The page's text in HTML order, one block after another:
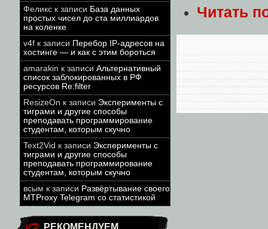
Феликс к записи База данных
простых чисел до ста миллиардов
на коленке
v4f к записи Перебор IP-адресов на
хостинге — и как с этим бороться
amarakin к записи Альтернативный
список заблокированных в РФ
ресурсов Re:filter
ResizeOn к записи Эксперименты с
тиграми и другие способы
преподавать программирование
студентам, которым скучно
Text2Vid к записи Эксперименты с
тиграми и другие способы
преподавать программирование
студентам, которым скучно
всым к записи Развёртывание своего
MTProxy Telegram со статистикой
РЕКОМЕНДУЕМ
Читать